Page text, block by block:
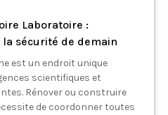
Laboratoire :
sécurité de demain
est un endroit unique
scientifiques et
Rénover ou construire
de coordonner toutes